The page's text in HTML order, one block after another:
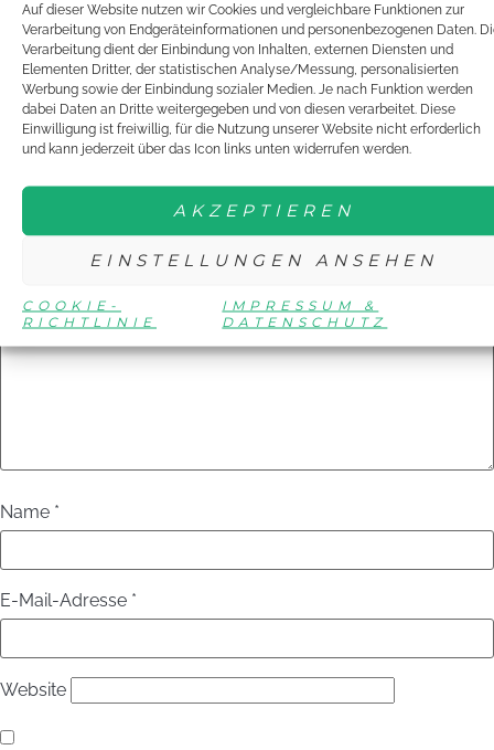
Auf dieser Website nutzen wir Cookies und vergleichbare Funktionen zur
Verarbeitung von Endgeräteinformationen und personenbezogenen Daten.
Verarbeitung dient der Einbindung von Inhalten, externen Diensten und
Elementen Dritter, der statistischen Analyse/Messung, personalisierten
Werbung sowie der Einbindung sozialer Medien. Je nach Funktion werden
dabei Daten an Dritte weitergegeben und von diesen verarbeitet. Diese
Einwilligung ist freiwillig, für die Nutzung unserer Website nicht erforderlich
und kann jederzeit über das Icon links unten widerrufen werden.
AKZEPTIEREN
EINSTELLUNGEN ANSEHEN
COOKIE-
RICHTLINIE
IMPRESSUM &
DATENSCHUTZ
STARSENGAGEMENTKJTATTVR
SCHREIBE EINEN
KOMMENTAR
Deine E-Mail-Adresse wird nicht veröffentlicht.
Felder sind mit
Name *
E-Mail-Adresse *
Website